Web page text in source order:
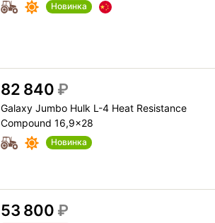
Новинка
82 840 ₽
Galaxy Jumbo Hulk L-4 Heat Resistance
Compound 16,9x28
Новинка
53 800 ₽